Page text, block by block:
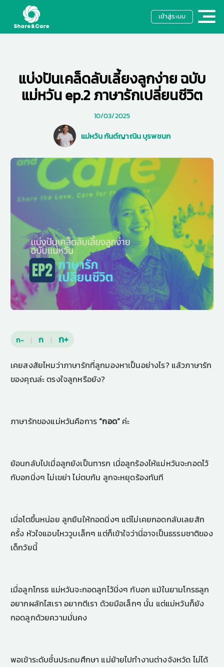
เข้าสู่ระบบ
แบ่งปันเคล็ดลับเลี้ยงลูกง่าย ฉบับ
แม่หวัน ep.2 ภาษารักเปลี่ยนชีวิต
10/03/2025
แม่หวัน กันต์ญาณิน บุรพชนก
ก- | ก | ก+
เคยสงสัยไหมว่าภาษารักที่ลูกมองหาเป็นอย่างไร? แล้วภาษารัก
ของคุณล่ะ ตรงใจลูกหรือยัง?
ภาษารักของแม่หวันคือการ“กอด” ค่ะ
ย้อนกลับไปเมื่อลูกยังเป็นทารก เมื่อลูกร้องไห้แม่หวันจะกอดไว้
กับอกนิ่งๆ ไม่เขย่า ไม่ตบก้น ลูกจะหยุดร้องทันที
เมื่อโตขึ้นหน่อย ลูกยืนให้กอดนิ่งๆ แต่ไม่เคยกอดกลับเลยสัก
ครั้ง หัวใจแอบไหววูบเล็กๆ แต่ก็เข้าใจว่านี่อาจเป็นธรรมชาติของ
เด็กวัยนี้
เมื่อลูกโกรธ แม่หวันจะกอดลูกไว้นิ่งๆ กับอก แม้ในยามโกรธลูก
อยากผลักไสเรา อยากตีเรา ด้วยมือเล็กๆ นั้น แต่แม่หวันก็ยัง
กอดลูกด้วยความมั่นคง
พอเข้าระดับชั้นประถมศึกษา แม่ย้ายไปทำงานต่างจังหวัด ไม่ได้